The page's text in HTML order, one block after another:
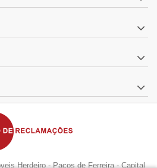
Herdeiro - Paços de Ferreira - Capital